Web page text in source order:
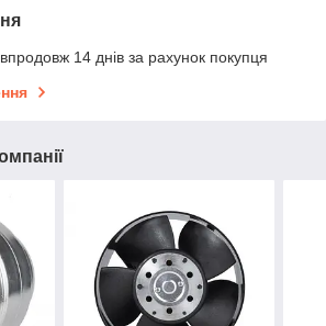
14 днів за рахунок покупця